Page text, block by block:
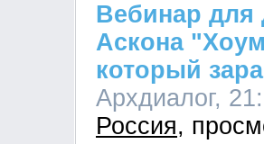
Вебинар для
Аскона
который
Архдиалог,
Россия